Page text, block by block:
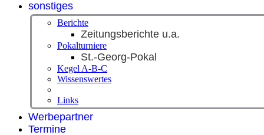
sonstiges
Berichte
Zeitungsberichte u.a.
Pokalturniere
St.-Georg-Pokal
Kegel A-B-C
Wissenswertes
Links
Werbepartner
Termine